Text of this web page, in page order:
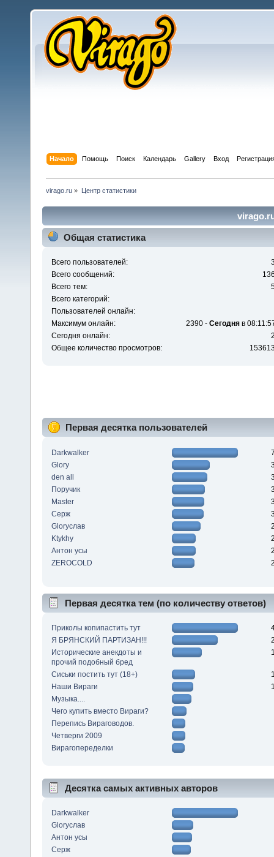
Начало Помощь Поиск Календарь Gallery Вход
virago.ru » Центр статистики
Общая статистика
Всего пользователей:
Всего сообщений:
Всего тем:
Всего категорий:
Пользователей онлайн:
Максимум онлайн:
2390 - Сегодняв
Сегодня онлайн:
Общее количество просмотров:
Первая десятка пользователей
Darkwalker
Glory
den all
Поручик
Master
Серж
Gloryслав
Ktykhy
Антон усы
ZEROCOLD
Первая десятка тем (по количеству ответов)
Приколы копипастить тут
Я БРЯНСКИЙ ПАРТИЗАН!!!
Исторические анекдоты и
прочий подобный бред
Сиськи постить тут (18+)
Наши Вираги
Музыка....
Чего купить вместо Вираги?
Перепись Вираговодов.
Четверги 2009
Вирагопеределки
Десятка самых активных авторов
Darkwalker
Gloryслав
Антон усы
Серж